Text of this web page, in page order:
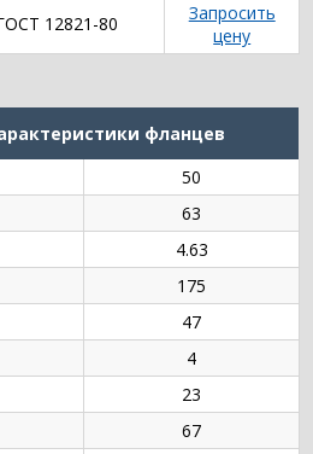
12821-80
Запросить
цену
фланцев
50
63
4.63
175
47
4
23
67